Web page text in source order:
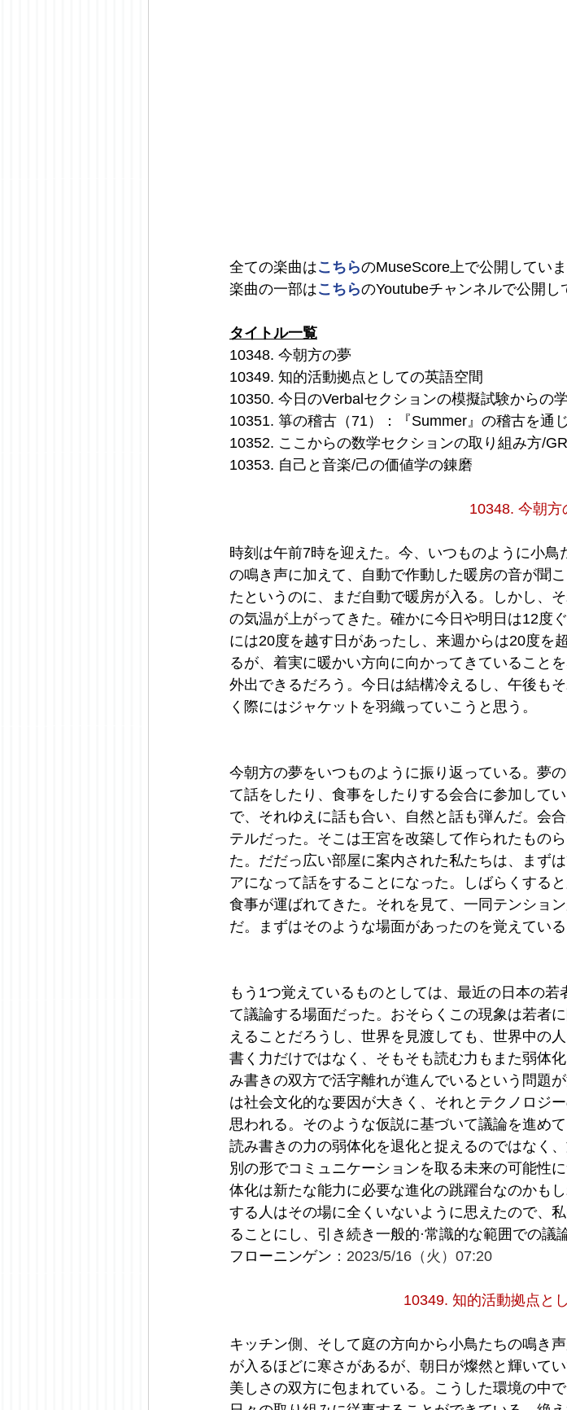
全ての楽曲はこちらのMuseScore上で公開していま
楽曲の一部はこちらのYoutubeチャンネルで公開し
タイトル一覧
10348. 今朝方の夢
10349. 知的活動拠点としての英語空間
10350. 今日のVerbalセクションの模擬試験からの
10351. 箏の稽古（71）：『Summer』の稽古を通
10352. ここからの数学セクションの取り組み方/
10353. 自己と音楽/己の価値学の錬磨
10348. 今朝方
時刻は午前7時を迎えた。今、いつものように小
の鳴き声に加えて、自動で作動した暖房の音が聞
たというのに、まだ自動で暖房が入る。しかし、
の気温が上がってきた。確かに今日や明日は12度
には20度を越す日があったし、来週からは20度を
るが、着実に暖かい方向に向かってきていること
外出できるだろう。今日は結構冷えるし、午後も
く際にはジャケットを羽織っていこうと思う。
今朝方の夢をいつものように振り返っている。夢
て話をしたり、食事をしたりする会合に参加して
で、それゆえに話も合い、自然と話も弾んだ。会
テルだった。そこは王宮を改築して作られたもの
た。だだっ広い部屋に案内された私たちは、まず
アになって話をすることになった。しばらくする
食事が運ばれてきた。それを見て、一同テンショ
だ。まずはそのような場面があったのを覚えている
もう1つ覚えているものとしては、最近の日本の
て議論する場面だった。おそらくこの現象は若者
えることだろうし、世界を見渡しても、世界中の
書く力だけではなく、そもそも読む力もまた弱体
み書きの双方で活字離れが進んでいるという問題
は社会文化的な要因が大きく、それとテクノロジ
思われる。そのような仮説に基づいて議論を進め
読み書きの力の弱体化を退化と捉えるのではなく
別の形でコミュニケーションを取る未来の可能性
体化は新たな能力に必要な進化の跳躍台なのかも
する人はその場に全くいないように思えたので、
ることにし、引き続き一般的·常識的な範囲での議
フローニンゲン ：2023/5/16（火）07:20
10349. 知的活動拠点と
キッチン側、そして庭の方向から小鳥たちの鳴き
が入るほどに寒さがあるが、朝日が燦然と輝いて
美しさの双方に包まれている。こうした環境の中